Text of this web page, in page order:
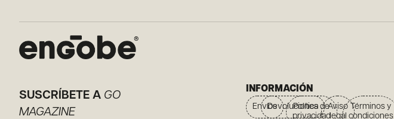
SUSCRÍBETE A GO
MAGAZINE
INFORMACIÓN
EnvíosDevoluciones
Política de
privacidad
Aviso
legal
Términos y
condiciones